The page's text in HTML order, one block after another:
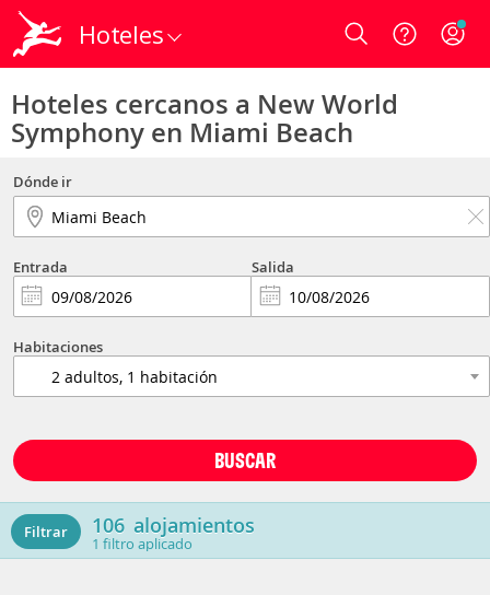
Hoteles Login
Hoteles cercanos a New World
Symphony en Miami Beach
Dónde ir
Entrada Salida
Habitaciones
BUSCAR
Filtrar 106 alojamientos
1 filtro aplicado